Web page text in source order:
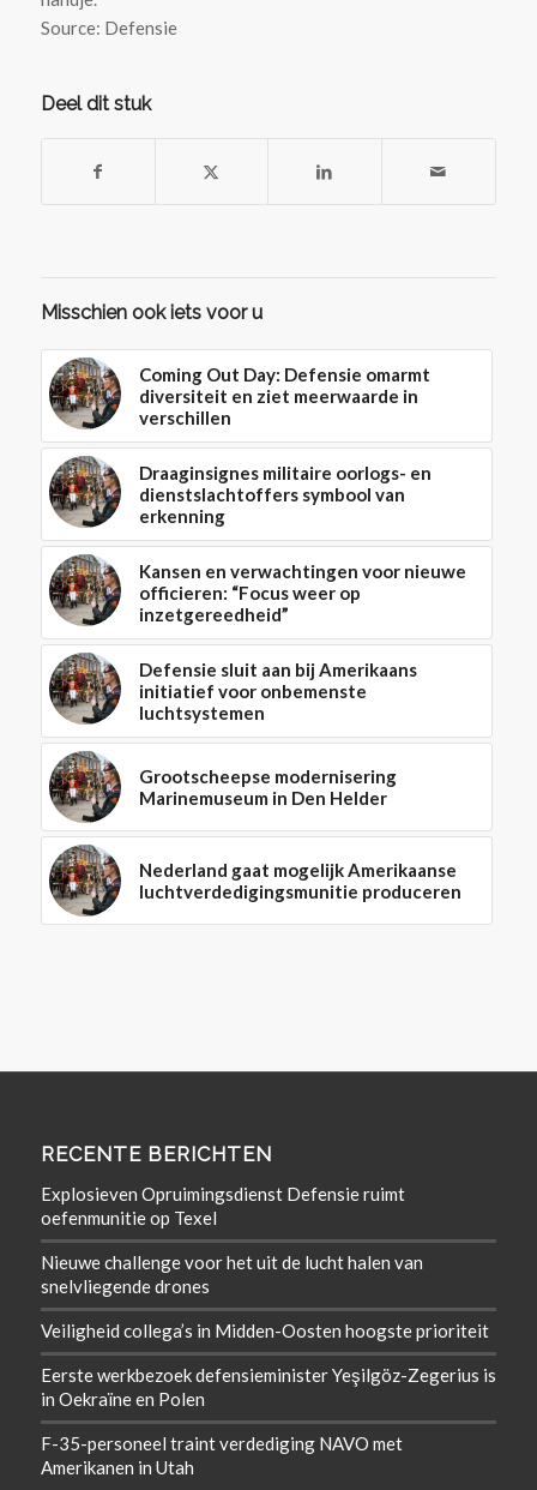
Source: Defensie
Deel dit stuk
Misschien ook iets voor u
Coming Out Day: Defensie omarmt
diversiteit en ziet meerwaarde in
verschillen
Draaginsignes militaire oorlogs- en
dienstslachtoffers symbool van
erkenning
Kansen en verwachtingen voor nieuwe
officieren: “Focus weer op
inzetgereedheid”
Defensie sluit aan bij Amerikaans
initiatief voor onbemenste
luchtsystemen
Grootscheepse modernisering
Marinemuseum in Den Helder
Nederland gaat mogelijk Amerikaanse
luchtverdedigingsmunitie produceren
RECENTE BERICHTEN
Explosieven Opruimingsdienst Defensie ruimt
oefenmunitie op Texel
Nieuwe challenge voor het uit de lucht halen van
snelvliegende drones
Veiligheid collega’s in Midden-Oosten hoogste prioriteit
Eerste werkbezoek defensieminister Yeşilgöz-Zegerius is
in Oekraïne en Polen
F-35-personeel traint verdediging NAVO met
Amerikanen in Utah